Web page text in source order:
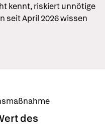
kennt, riskiert unnötige
seit April 2026 wissen
des